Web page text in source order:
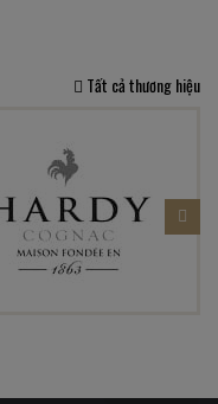
Tất cả thương hiệu